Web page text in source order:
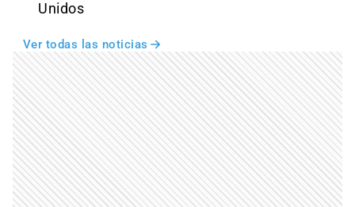
Unidos
Ver todas las noticias